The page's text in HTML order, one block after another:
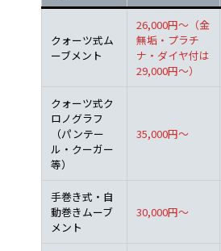
クォーツ式ム
ーブメント
26,000円～（金
無垢・プラチ
ナ・ダイヤ付は
29,000円～）
クォーツ式ク
ロノグラフ
（パンテー
ル・クーガー
等）
35,000円～
手巻き式・自
動巻きムーブ
メント
30,000円～